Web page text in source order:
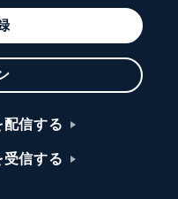
信する
信する